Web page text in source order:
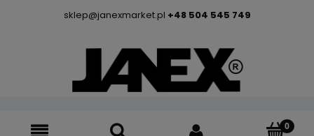
sklep@janexmarket.pl +48 504 545 749